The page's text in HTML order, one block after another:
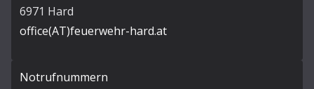
6971 Hard
office(AT)feuerwehr-hard.at
Notrufnummern